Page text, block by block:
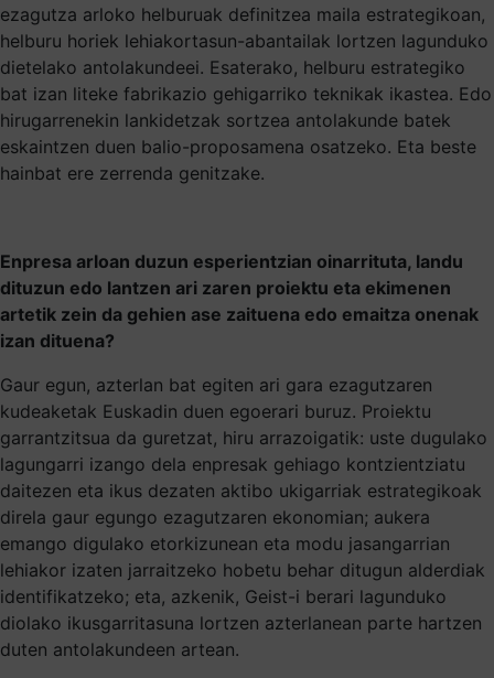
ezagutza arloko helburuak definitzea maila estrategikoan,
helburu horiek lehiakortasun-abantailak lortzen lagunduko
dietelako antolakundeei. Esaterako, helburu estrategiko
bat izan liteke fabrikazio gehigarriko teknikak ikastea. Edo
hirugarrenekin lankidetzak sortzea antolakunde batek
eskaintzen duen balio-proposamena osatzeko. Eta beste
hainbat ere zerrenda genitzake.
Enpresa arloan duzun esperientzian oinarrituta, landu
dituzun edo lantzen ari zaren proiektu eta ekimenen
artetik zein da gehien ase zaituena edo emaitza onenak
izan dituena?
Gaur egun, azterlan bat egiten ari gara ezagutzaren
kudeaketak Euskadin duen egoerari buruz. Proiektu
garrantzitsua da guretzat, hiru arrazoigatik: uste dugulako
lagungarri izango dela enpresak gehiago kontzientziatu
daitezen eta ikus dezaten aktibo ukigarriak estrategikoak
direla gaur egungo ezagutzaren ekonomian; aukera
emango digulako etorkizunean eta modu jasangarrian
lehiakor izaten jarraitzeko hobetu behar ditugun alderdiak
identifikatzeko; eta, azkenik, Geist-i berari lagunduko
diolako ikusgarritasuna lortzen azterlanean parte hartzen
duten antolakundeen artean.